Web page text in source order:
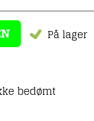
På lager
bedømt